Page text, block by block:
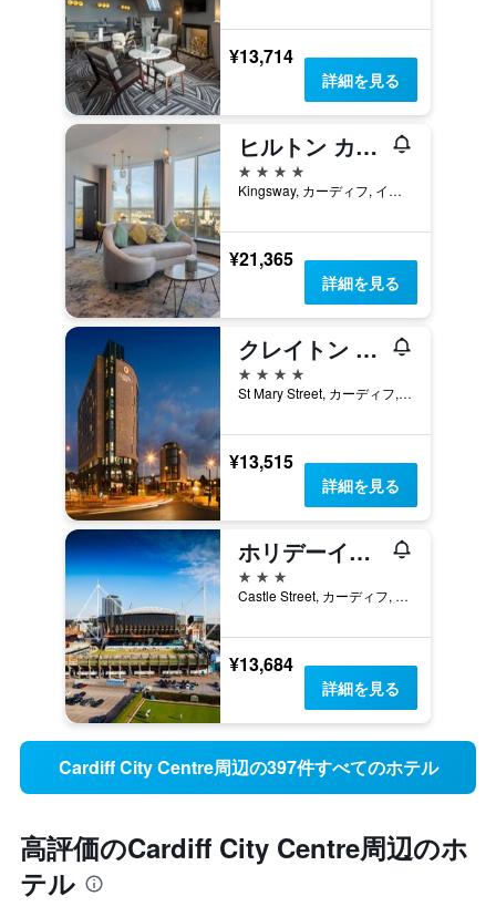
¥13,714
詳細を見る
ヒルトン カーディフ
4つ星
Kingsway, カーディフ, イギリス
¥21,365
詳細を見る
クレイトン ホテル カーディフ
4つ星
St Mary Street, カーディフ, イギリス
¥13,515
詳細を見る
ホリデーイン カーディフ シティセンター by IHG
3つ星
Castle Street, カーディフ, イギリス
¥13,684
詳細を見る
Cardiff City Centre周辺の397件すべてのホテル
高評価のCardiff City Centre周辺のホ
テル